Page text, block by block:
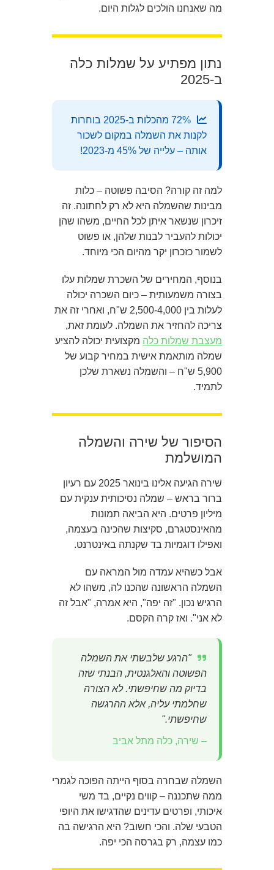
מה שאנחנו הולכים לגלות היום.
נתון מפתיע על שמלות כלה
ב-2025
72% מהכלות ב-2025 בוחרות
לקנות את השמלה במקום לשכור
אותה – עלייה של 45% מ-2023!
למה זה קורה? הסיבה פשוטה – כלות
מבינות שהשמלה היא לא רק לחתונה. זה
זיכרון שנשאר איתן לכל החיים, משהו שהן
יכולות להעביר לבנות שלהן, או פשוט
לשמור כזכרון יקר מהיום הכי מיוחד.
בנוסף, המחירים של השכרת שמלות עלו
בצורה משמעותית – כיום השכרה יכולה
לעלות בין 2,500-4,000 ש"ח, ואחרי זה את
צריכה להחזיר את השמלה. לעומת זאת,
מעצבת שמלות כלה מקצועית יכולה להציע
שמלה מותאמת אישית במחיר קבוע של
5,900 ש"ח – והשמלה נשארת שלכן
לתמיד.
הסיפור של שירה והשמלה
המושלמת
שירה הגיעה אלינו בינואר 2025 עם רעיון
ברור בראש – שמלה נסיכותית ענקית עם
מיליון פרטים. היא הביאה תמונות
מהאינסטגרם, סקיצות שהכינה בעצמה,
ואפילו דוגמיות בד שקנתה באינטרנט.
אבל כשהיא עמדה מול המראה עם
השמלה הראשונה שהכנו לה, משהו לא
הרגיש נכון. "זה יפה", היא אמרה, "אבל זה
לא אני". ואז קרה הקסם.
"הרגע שלבשתי את השמלה
הפשוטה והאלגנטית, הבנתי שזה
בדיוק מה שחיפשתי. לא הצורה
שחלמתי עליה, אלא ההרגשה
שחיפשתי."
– שירה, כלה מתל אביב
השמלה שבחרה בסוף הייתה הפוכה לגמרי
ממה שתכננה – קווים נקיים, בד משי
איכותי, ופרטים עדינים שהדגישו את היופי
הטבעי שלה. והכי חשוב? היא הרגישה בה
כמו עצמה, רק בגרסה הכי יפה.